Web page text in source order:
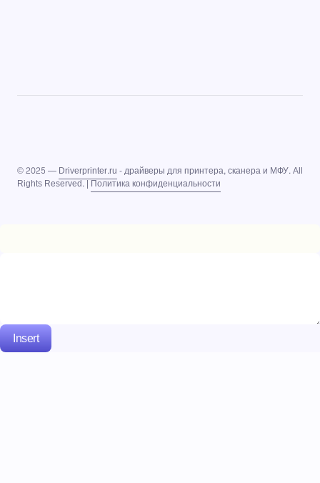
© 2025 —Driverprinter.ru- драйверы для принтера, сканера и МФУ. All
Rights Reserved. |Политика конфиденциальности
Insert